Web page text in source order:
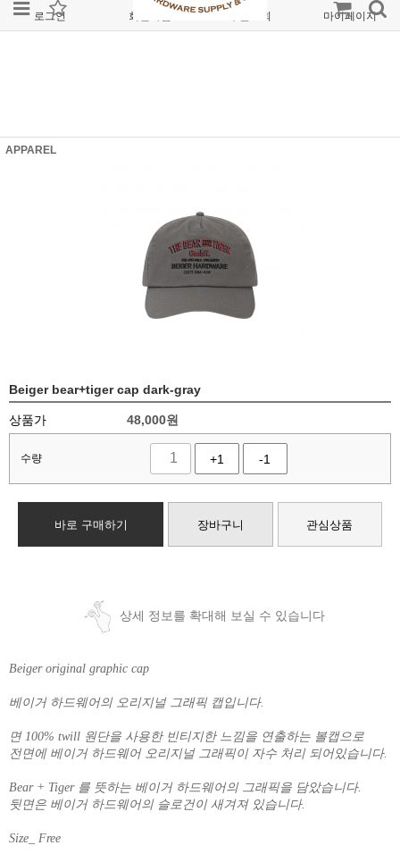
로그인 회원가입 주문조회 마이페이지
APPAREL
Beiger bear+tiger cap dark-gray
상품가 48,000원
수량 +1 -1
바로 구매하기 장바구니 관심상품
상세 정보를 확대해 보실 수 있습니다
Beiger original graphic cap
베이거 하드웨어의 오리지널 그래픽 캡입니다.
면 100% twill 원단을 사용한 빈티지한 느낌을 연출하는 볼캡으로
전면에 베이거 하드웨어 오리지널 그래픽이 자수 처리 되어있습니다.
Bear + Tiger 를 뜻하는 베이거 하드웨어의 그래픽을 담았습니다.
뒷면은 베이거 하드웨어의 슬로건이 새겨져 있습니다.
Size_ Free